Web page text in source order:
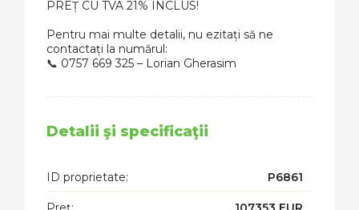
PREȚ CU TVA 21% INCLUS!
Pentru mai multe detalii, nu ezitați să ne
contactați la numărul:
📞 0757 669 325 – Lorian Gherasim
Detalii şi specificaţii
ID proprietate: P6861